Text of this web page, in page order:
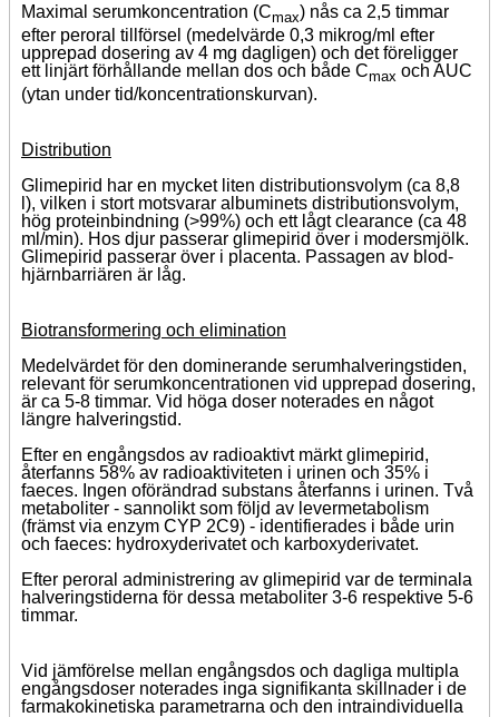
Maximal serumkoncentration (Cmax) nås ca 2,5 timmar
efter peroral tillförsel (medelvärde 0,3 mikrog/ml efter
upprepad dosering av 4 mg dagligen) och det föreligger
ett linjärt förhållande mellan dos och både Cmax och AUC
(ytan under tid/koncentrationskurvan).
Distribution
Glimepirid har en mycket liten distributionsvolym (ca 8,8
l), vilken i stort motsvarar albuminets distributionsvolym,
hög proteinbindning (>99%) och ett lågt clearance (ca 48
ml/min). Hos djur passerar glimepirid över i modersmjölk.
Glimepirid passerar över i placenta. Passagen av blod-
hjärnbarriären är låg.
Biotransformering och elimination
Medelvärdet för den dominerande serumhalveringstiden,
relevant för serumkoncentrationen vid upprepad dosering,
är ca 5-8 timmar. Vid höga doser noterades en något
längre halveringstid.
Efter en engångsdos av radioaktivt märkt glimepirid,
återfanns 58% av radioaktiviteten i urinen och 35% i
faeces. Ingen oförändrad substans återfanns i urinen. Två
metaboliter - sannolikt som följd av levermetabolism
(främst via enzym CYP 2C9) - identifierades i både urin
och faeces: hydroxyderivatet och karboxyderivatet.
Efter peroral administrering av glimepirid var de terminala
halveringstiderna för dessa metaboliter 3-6 respektive 5-6
timmar.
Vid jämförelse mellan engångsdos och dagliga multipla
engångsdoser noterades inga signifikanta skillnader i de
farmakokinetiska parametrarna och den intraindividuella